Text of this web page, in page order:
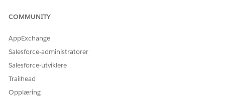
Oppsett, og velg deretter
HJALP DENNE ARTIKKELEN MED Å LØSE PROBLEMET DITT?
COMMUNITY
AppExchange
Salesforce-administratorer
Salesforce-utviklere
Trailhead
Opplæring